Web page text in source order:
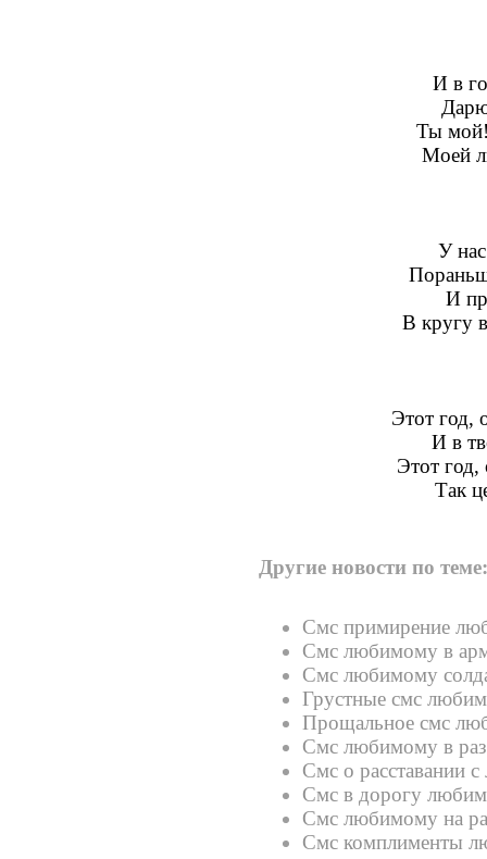
И в
Ты
Моей
У
И
В кругу
Этот год,
И в
Этот
Так
Другие новости по теме:
Смс примирение
Смс любимому в
Смс любимому
Грустные смс
Прощальное смс
Смс любимому в
Смс о расставании
Смс в дорогу
Смс любимому на
Смс комплименты